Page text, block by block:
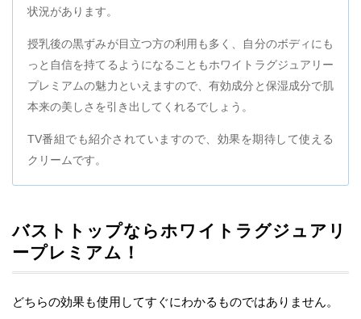
状況があります。
授乳後の黒ずみが目立つ方の利用も多く、自分のボディにも
っと自信を持てるようになることもホワイトラグジュアリー
プレミアムの魅力といえますので、有効成分と保湿成分で肌
本来の美しさを引き出してくれるでしょう。
TV番組でも紹介されていますので、効果を期待して使える
クリームです。
バストトップならホワイトラグジュアリ
ープレミアム！
どちらの効果も使用してすぐにわかるものではありません。